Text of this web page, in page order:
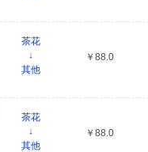
茶花
↓
其他
￥88.0
茶花
↓
其他
￥88.0